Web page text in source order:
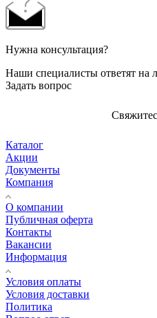
Нужна консультация?
Наши специалисты ответят
Задать вопрос
Каталог
Акции
Документы
Компания
О компании
Публичная оферта
Контакты
Вакансии
Информация
Условия оплаты
Условия доставки
Политика